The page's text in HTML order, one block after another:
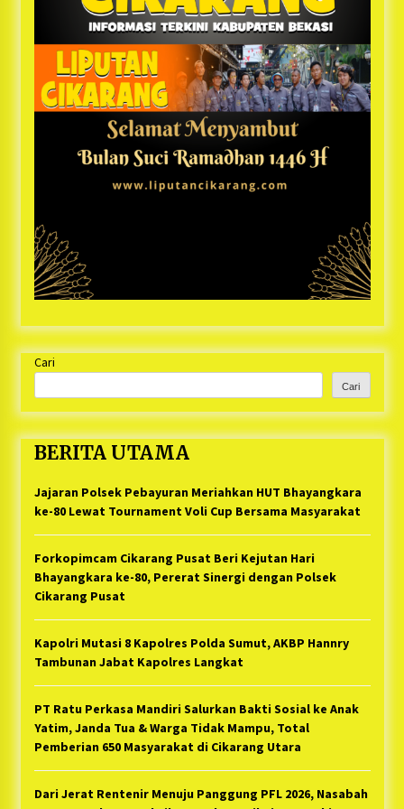
Cari
Cari
BERITA UTAMA
Jajaran Polsek Pebayuran Meriahkan HUT Bhayangkara
ke-80 Lewat Tournament Voli Cup Bersama Masyarakat
Forkopimcam Cikarang Pusat Beri Kejutan Hari
Bhayangkara ke-80, Pererat Sinergi dengan Polsek
Cikarang Pusat
Kapolri Mutasi 8 Kapolres Polda Sumut, AKBP Hannry
Tambunan Jabat Kapolres Langkat
PT Ratu Perkasa Mandiri Salurkan Bakti Sosial ke Anak
Yatim, Janda Tua & Warga Tidak Mampu, Total
Pemberian 650 Masyarakat di Cikarang Utara
Dari Jerat Rentenir Menuju Panggung PFL 2026, Nasabah